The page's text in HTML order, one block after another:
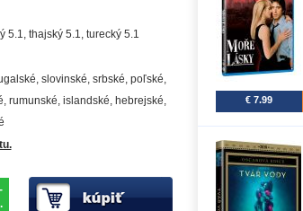
5.1, thajský 5.1, turecký 5.1
slovinské, srbské, poľské,
rumunské, islandské, hebrejské,
tu.
€ 7.99